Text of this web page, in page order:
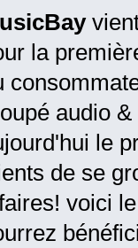
la
audio
le
de se
voici